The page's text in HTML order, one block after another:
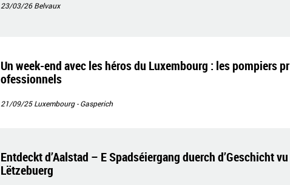
23/03/26Belvaux
Un week-end avec les héros du Luxembourg : les pompiers pr
ofessionnels
21/09/25Luxembourg - Gasperich
Entdeckt d’Aalstad – E Spadséiergang duerch d’Geschicht vu
Lëtzebuerg